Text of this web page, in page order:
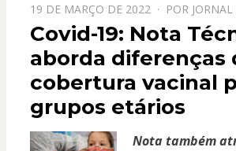
PPOSTADO
EM
19 DE MARÇO DE 2022 POR
Covid-19: Nota
aborda diferenças
cobertura vacinal
grupos etários
Nota também